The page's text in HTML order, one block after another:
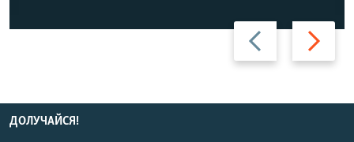
Назад Вперед
ДОЛУЧАЙСЯ!